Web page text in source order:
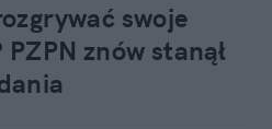
swoje
PZPN znów stanął